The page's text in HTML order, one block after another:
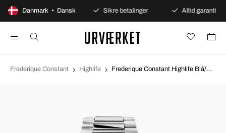
Danmark • Dansk
100 dages åbent køb Sikre betalinger Altid garanti
Frederique Constant Highlife Frederique Constant Highlife Blå/Stål Ø31 mm FC-240ND2NH6B